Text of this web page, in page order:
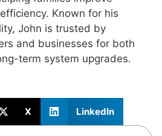
Known for his
John is trusted by
and businesses for both
term system upgrades.
X LinkedIn